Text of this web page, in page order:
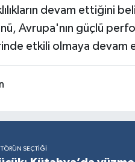
devam ettiğini
Avrupa'nın güçlü
etkili olmaya devam
SEÇTIĞI